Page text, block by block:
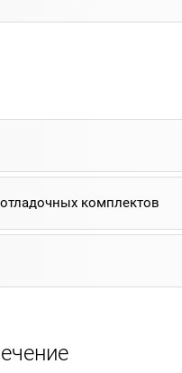
комплектов